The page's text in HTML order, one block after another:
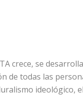
crece, se
de todas las
ideológico,